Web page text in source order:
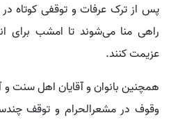
پس از ترک عرفات و توقفی کوتاه در
راهی منا می‌شوند تا امشب برای
عزیمت کنند.
همچنین بانوان و آقایان اهل سنت و
وقوف در مشعرالحرام و توقف